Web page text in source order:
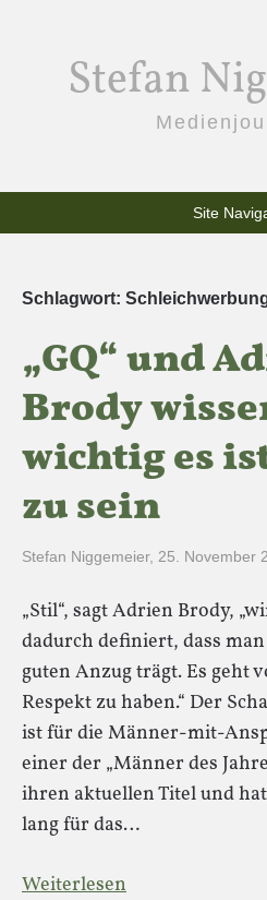
Stefan
Site
Schlagwort:
„GQ“ und
Brody
wichtig es
zu sein
Stefan Niggemeier, 25. November
„Stil“, sagt Adrien Brody,
dadurch definiert, dass
guten Anzug trägt. Es geht
Respekt zu haben.“ Der
ist für die Männer-mit-
einer der „Männer des
ihren aktuellen Titel und
lang für das…
Weiterlesen